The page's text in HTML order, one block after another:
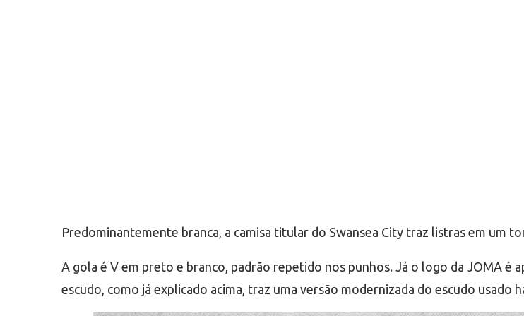
Predominantemente branca, a camisa titular do Swansea City traz listras em um
A gola é V em preto e branco, padrão repetido nos punhos. Já o logo da JOMA
escudo, como já explicado acima, traz uma versão modernizada do escudo usado